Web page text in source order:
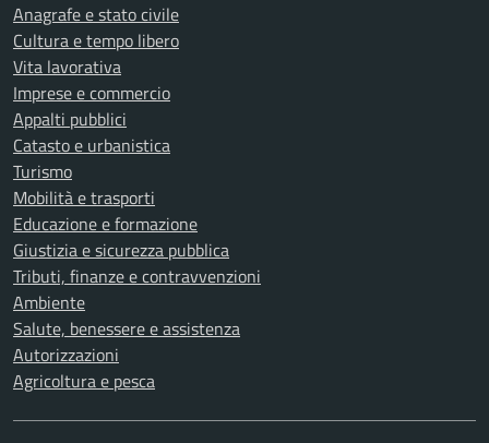
Anagrafe e stato civile
Cultura e tempo libero
Vita lavorativa
Imprese e commercio
Appalti pubblici
Catasto e urbanistica
Turismo
Mobilità e trasporti
Educazione e formazione
Giustizia e sicurezza pubblica
Tributi, finanze e contravvenzioni
Ambiente
Salute, benessere e assistenza
Autorizzazioni
Agricoltura e pesca